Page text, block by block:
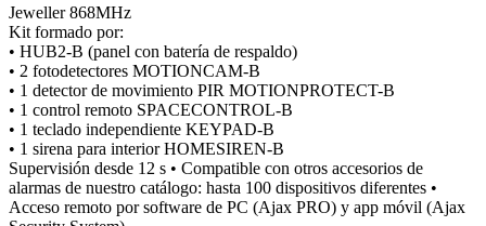
Kit
HUB2
+
2
PIRCAM
+
IR
+
Mdo
+
Tec
+
Jeweller 868MHz
Kit formado por:
• HUB2-B (panel con batería de respaldo)
• 2 fotodetectores MOTIONCAM-B
• 1 detector de movimiento PIR MOTIONPROTECT-B
• 1 control remoto SPACECONTROL-B
• 1 teclado independiente KEYPAD-B
• 1 sirena para interior HOMESIREN-B
Supervisión desde 12 s • Compatible con otros accesorios de
alarmas de nuestro catálogo: hasta 100 dispositivos diferentes •
Acceso remoto por software de PC (Ajax PRO) y app móvil (Ajax